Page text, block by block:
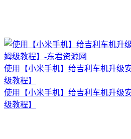
使用【小米手机】给吉利车机升级
级教程】
使用【小米手机】给吉利车机升级
级教程】